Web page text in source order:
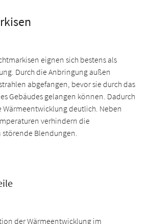
eignen sich bestens als
Durch die Anbringung außen
abgefangen, bevor sie durch das
Gebäudes gelangen können. Dadurch
Wärmeentwicklung deutlich. Neben
verhindern die
Blendungen.
der Wärmeentwicklung im